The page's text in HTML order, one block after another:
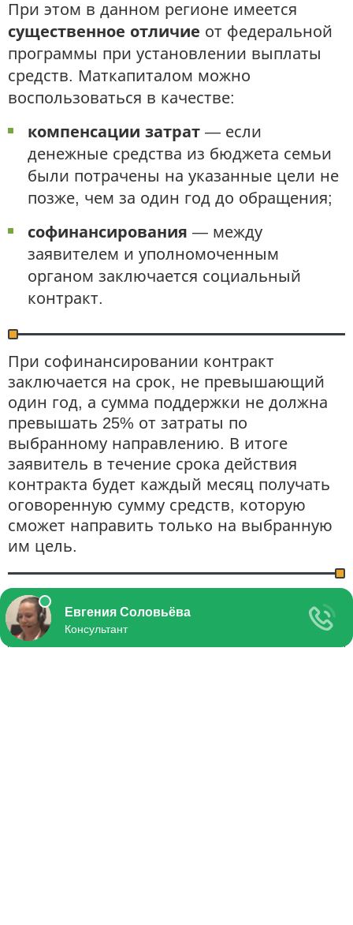
При этом в данном регионе имеется
существенное отличие от федеральной
программы при установлении выплаты
средств. Маткапиталом можно
воспользоваться в качестве:
компенсации затрат — если
денежные средства из бюджета семьи
были потрачены на указанные цели не
позже, чем за один год до обращения;
софинансирования — между
заявителем и уполномоченным
органом заключается социальный
контракт.
При софинансировании контракт
заключается на срок, не превышающий
один год, а сумма поддержки не должна
превышать 25% от затраты по
выбранному направлению. В итоге
заявитель в течение срока действия
контракта будет каждый месяц получать
оговоренную сумму средств, которую
сможет направить только на выбранную
им цель.
Поделиться мнением